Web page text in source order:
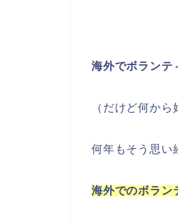
海外でボランテ
（だけど何か
何年もそう思い
海外でのボラン